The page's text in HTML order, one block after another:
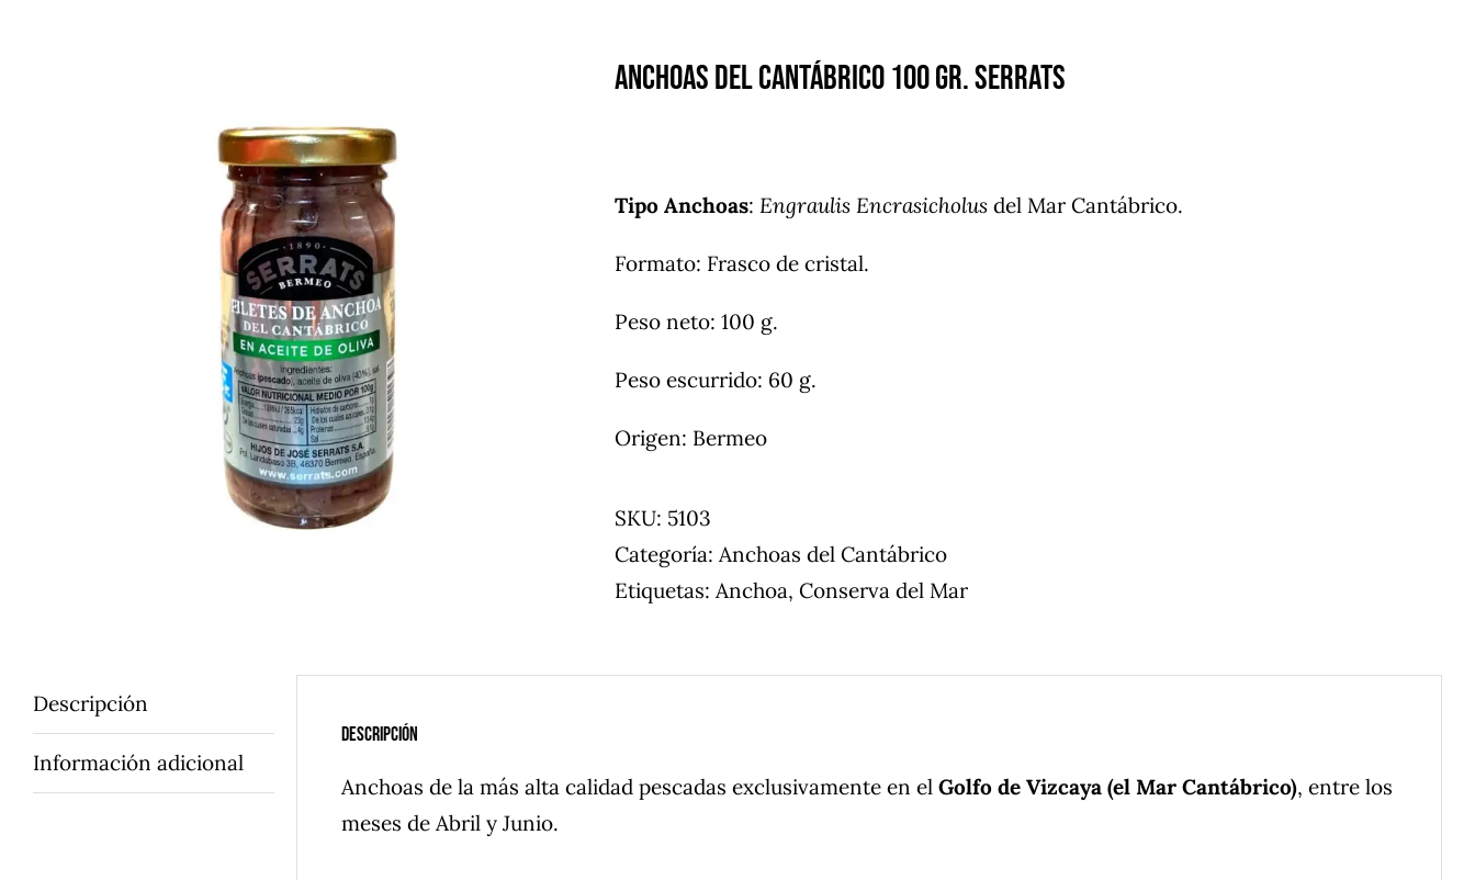
Anchoas del Cantábrico 100 gr. Serrats
Tipo Anchoas: Engraulis Encrasicholus del Mar Cantábrico.
Formato: Frasco de cristal.
Peso neto: 100 g.
Peso escurrido: 60 g.
Origen: Bermeo
SKU: 5103
Categoría: Anchoas del Cantábrico
Etiquetas: Anchoa, Conserva del Mar
Descripción
Información adicional
Descripción
Anchoas de la más alta calidad pescadas exclusivamente en el Golfo de Vizcaya (el Mar Cantábrico), entre los
meses de Abril y Junio.